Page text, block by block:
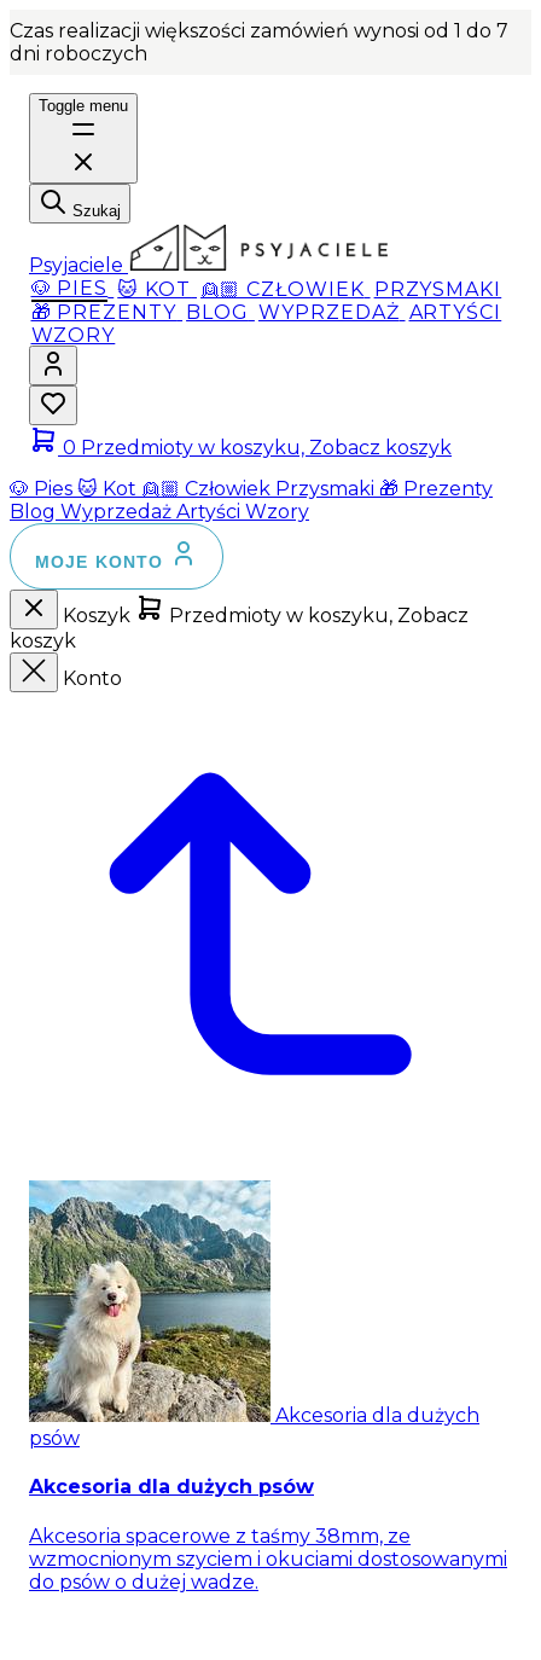
Czas realizacji większości zamówień wynosi od 1 do 7
dni roboczych
Toggle menu
Szukaj
Psyjaciele
🐶 PIES 🐱 KOT 👱🏼 CZŁOWIEK PRZYSMAKI
🎁 PREZENTY BLOG WYPRZEDAŻ ARTYŚCI
WZORY
0 Przedmioty w koszyku, Zobacz koszyk
🐶 Pies 🐱 Kot 👱🏼 Człowiek Przysmaki 🎁 Prezenty
Blog Wyprzedaż Artyści Wzory
MOJE KONTO
Koszyk
Przedmioty w koszyku, Zobacz
koszyk
Konto
Akcesoria dla dużych
psów
Akcesoria dla dużych psów
Akcesoria spacerowe z taśmy 38mm, ze
wzmocnionym szyciem i okuciami dostosowanymi
do psów o dużej wadze.